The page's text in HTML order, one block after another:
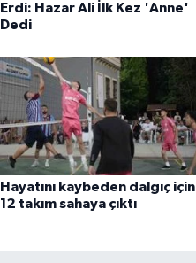
Erdi: Hazar Ali İlk Kez 'Anne'
Dedi
Hayatını kaybeden dalgıç için
12 takım sahaya çıktı